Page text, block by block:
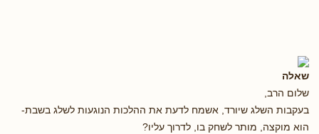
שאלה
שלום הרב,
בעקבות השלג שיורד, אשמח לדעת את ההלכות הנוגעות לשלג בשבת-
הוא מוקצה, מותר לשחק בו, לדרוך עליו?